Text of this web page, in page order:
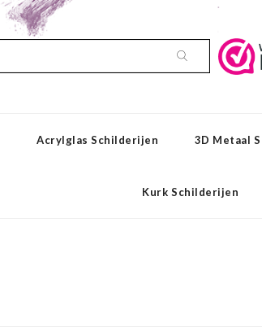
Acrylglas Schilderijen 3D Metaal
Kurk Schilderijen